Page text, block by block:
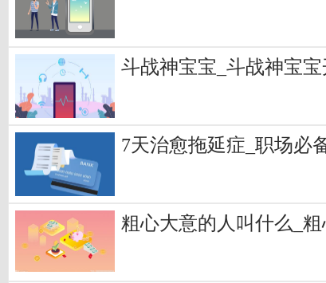
斗战神宝宝_斗战神宝
7天治愈拖延症_职场必
粗心大意的人叫什么_